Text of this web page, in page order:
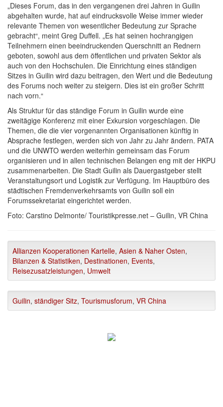
„Dieses Forum, das in den vergangenen drei Jahren in Guilin
abgehalten wurde, hat auf eindrucksvolle Weise immer wieder
relevante Themen von wesentlicher Bedeutung zur Sprache
gebracht“, meint Greg Duffell. „Es hat seinen hochrangigen
Teilnehmern einen beeindruckenden Querschnitt an Rednern
geboten, sowohl aus dem öffentlichen und privaten Sektor als
auch von den Hochschulen. Die Einrichtung eines ständigen
Sitzes in Guilin wird dazu beitragen, den Wert und die Bedeutung
des Forums noch weiter zu steigern. Dies ist ein großer Schritt
nach vorn.“
Als Struktur für das ständige Forum in Guilin wurde eine
zweitägige Konferenz mit einer Exkursion vorgeschlagen. Die
Themen, die die vier vorgenannten Organisationen künftig in
Absprache festlegen, werden sich von Jahr zu Jahr ändern. PATA
und die UNWTO werden weiterhin gemeinsam das Forum
organisieren und in allen technischen Belangen eng mit der HKPU
zusammenarbeiten. Die Stadt Guilin als Dauergastgeber stellt
Veranstaltungsort und Logistik zur Verfügung. Im Hauptbüro des
städtischen Fremdenverkehrsamts von Guilin soll ein
Forumssekretariat eingerichtet werden.
Foto: Carstino Delmonte/ Touristikpresse.net – Guilin, VR China
Allianzen Kooperationen Kartelle, Asien & Naher Osten,
Bilanzen & Statistiken, Destinationen, Events,
Reisezusatzleistungen, Umwelt
Guilin, ständiger Sitz, Tourismusforum, VR China